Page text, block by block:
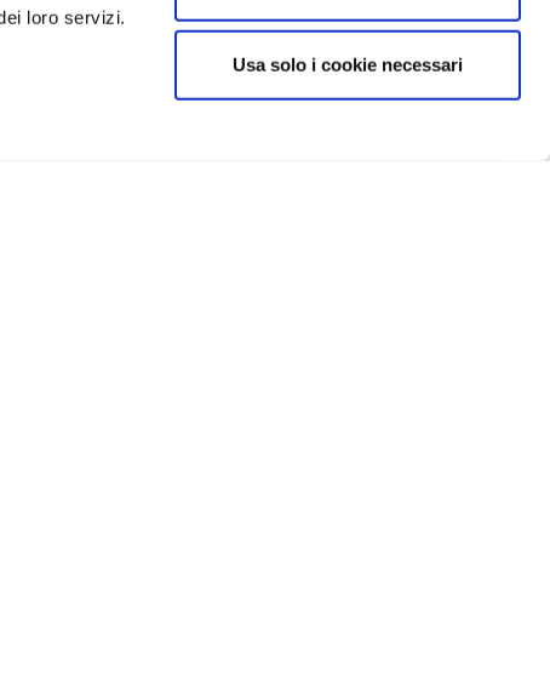
loro servizi.
Usa solo i cookie necessari